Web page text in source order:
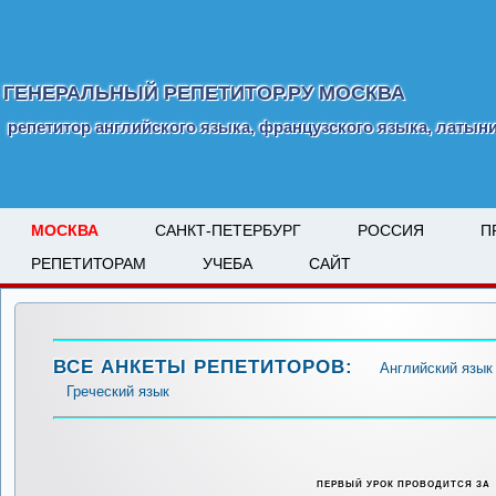
ГЕНЕРАЛЬНЫЙ РЕПЕТИТОР.РУ МОСКВА
репетитор английского языка, французского языка,
МОСКВА САНКТ-ПЕТЕРБУРГ РОССИЯ
РЕПЕТИТОРАМ
УЧЕБА САЙТ
ВСЕ АНКЕТЫ РЕПЕТИТОРОВ:
Английский язык
Греческий язык
ПЕРВЫЙ УРОК ПРОВОДИТСЯ ЗА